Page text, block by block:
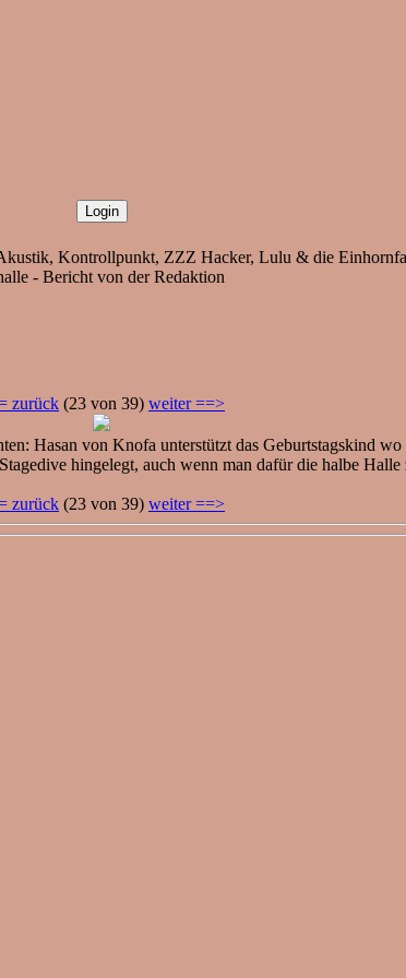
Kontrollpunkt, ZZZ Hacker, Lulu & die
- Bericht von der Redaktion
zurück (23 von 39) weiter ==>
Hasan von Knofa unterstützt das Geburtstagskind
hingelegt, auch wenn man dafür die halbe Halle
zurück (23 von 39) weiter ==>